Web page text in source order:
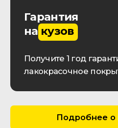
Прайс-лист
Проверка истории автомобиля
ОСАГО | КАСКО
Импорт автомобилей